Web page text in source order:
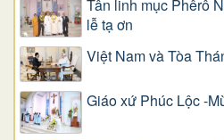
Tân linh mục Phêrô
lễ tạ ơn
Việt Nam và Tòa
Giáo xứ Phúc Lộc -